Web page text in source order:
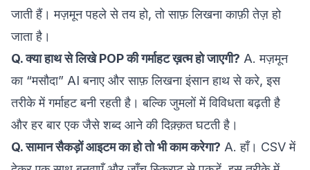
जाती हैं। मज़मून पहले से तय हो, तो साफ़ लिखना काफ़ी तेज़ हो
जाता है।
Q. क्या हाथ से लिखे POP की गर्माहट ख़त्म हो जाएगी? A. मज़मून
का “मसौदा” AI बनाए और साफ़ लिखना इंसान हाथ से करे, इस
तरीके में गर्माहट बनी रहती है। बल्कि जुमलों में विविधता बढ़ती है
और हर बार एक जैसे शब्द आने की दिक़्क़त घटती है।
Q. सामान सैकड़ों आइटम का हो तो भी काम करेगा? A. हाँ। CSV में